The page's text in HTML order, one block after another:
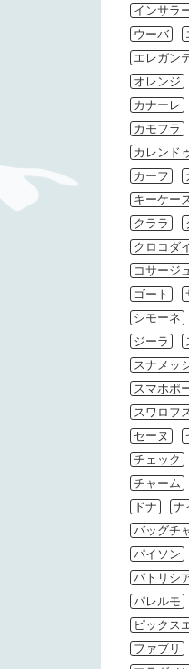
インサラ
ウーバ
エレガン
オレンジ
カナーレ
カモフラ
カレンド
カーフ
キーケー
クララ
クロコダ
コサージ
ゴート
シモーネ
ジーラ
スナメッ
スマホポ
スワロフ
セーヌ
チェック
チャーム
ドナ
ナ
バッグチ
パイソン
パトリシ
パレルモ
ピックス
ファブリ